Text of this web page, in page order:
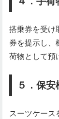
搭乗券を受け
券を提示し、
荷物として預
５．保
スーツケース